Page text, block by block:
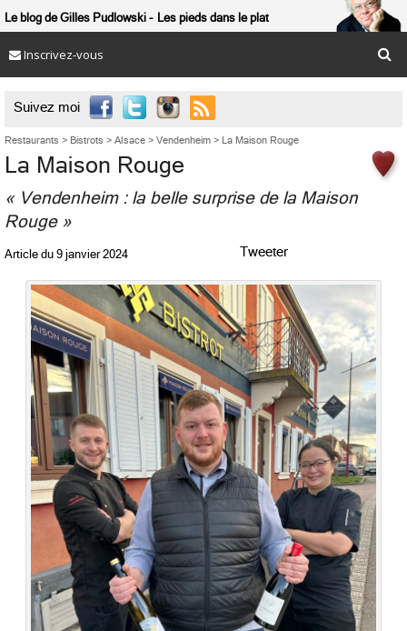
Le blog de Gilles Pudlowski Les pieds dans le plat
Inscrivez-vous
Suivez moi 
Restaurants > Bistrots > Alsace > Vendenheim > La Maison Rouge
La Maison Rouge
« Vendenheim : la belle surprise de la Maison
Rouge »
Article du 9 janvier 2024 Tweeter